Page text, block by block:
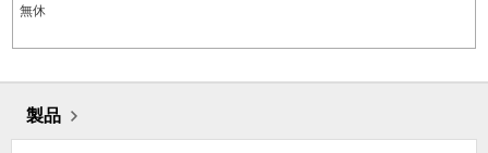
無休
製品